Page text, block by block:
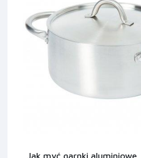
Jak myć garnki aluminiowe